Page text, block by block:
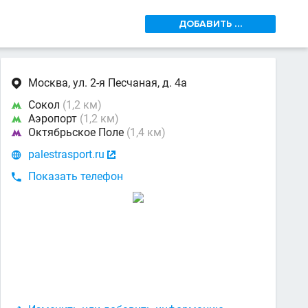
ДОБАВИТЬ ...
 Москва, ул. 2-я Песчаная, д. 4а
 Сокол (1,2 км)
 Аэропорт (1,2 км)
 Октябрьское Поле (1,4 км)
 palestrasport.ru 

Показать телефон